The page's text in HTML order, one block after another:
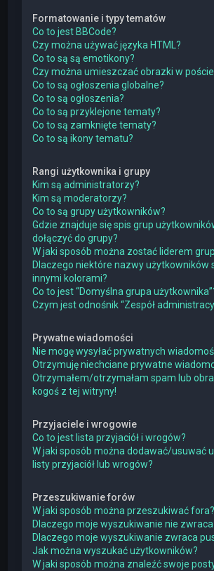
Formatowanie i typy tematów
Co to jest BBCode?
Czy można używać języka HTML?
Co to są są emotikony?
Czy można umieszczać obrazki w
Co to są ogłoszenia globalne?
Co to są ogłoszenia?
Co to są przyklejone tematy?
Co to są zamknięte tematy?
Co to są ikony tematu?
Rangi użytkownika i grupy
Kim są administratorzy?
Kim są moderatorzy?
Co to są grupy użytkowników?
Gdzie znajduje się spis grup
dołączyć do grupy?
W jaki sposób można zostać liderem
Dlaczego niektóre nazwy użytkowników
innymi kolorami?
Co to jest “Domyślna grupa
Czym jest odnośnik “Zespół
Prywatne wiadomości
Nie mogę wysyłać prywatnych
Otrzymuję niechciane prywatne
Otrzymałem/otrzymałam spam lub
kogoś z tej witryny!
Przyjaciele i wrogowie
Co to jest lista przyjaciół i wrogów?
W jaki sposób można dodawać/usuwać
listy przyjaciół lub wrogów?
Przeszukiwanie forów
W jaki sposób można przeszukiwać fora?
Dlaczego moje wyszukiwanie nie
Dlaczego moje wyszukiwanie zwraca
Jak można wyszukać użytkowników?
W jaki sposób można znaleźć swoje